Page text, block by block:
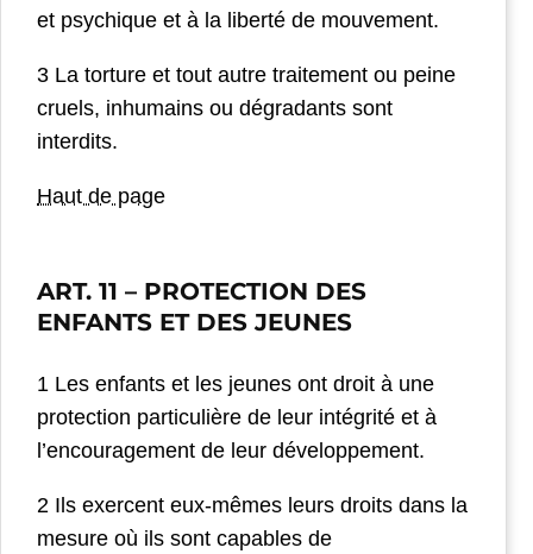
et psychique et à la liberté de mouvement.
3 La torture et tout autre traitement ou peine
cruels, inhumains ou dégradants sont
interdits.
Haut de page
ART. 11 – PROTECTION DES
ENFANTS ET DES JEUNES
1 Les enfants et les jeunes ont droit à une
protection particulière de leur intégrité et à
l’encouragement de leur développement.
2 Ils exercent eux-mêmes leurs droits dans la
mesure où ils sont capables de